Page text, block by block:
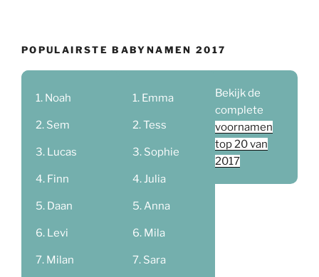
POPULAIRSTE BABYNAMEN 2017
Noah
Sem
Lucas
Finn
Daan
Levi
Milan
Emma
Tess
Sophie
Julia
Anna
Mila
Sara
Bekijk de
complete
voornamen
top 20 van
2017